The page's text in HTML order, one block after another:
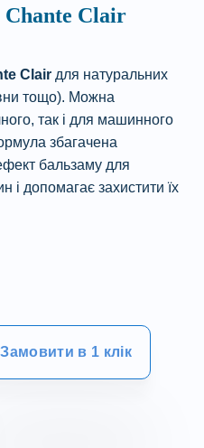
Chante Clair
Clair для натуральних
тощо). Можна
так і для машинного
збагачена
бальзаму для
і допомагає захистити їх
Замовити в 1 клік